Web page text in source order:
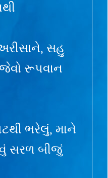
સહુ
રૂપવાન
ભરેલું, માને
સરળ બીજું